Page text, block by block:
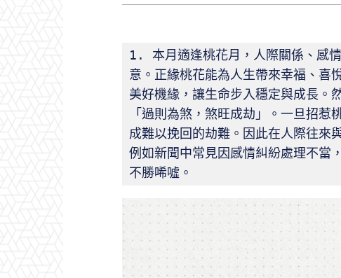
1. 本月適逢桃花月，人際關係、感
意。正緣桃花能為人生帶來幸福、喜
美好機緣，讓生命步入穩定與成長。
「過則為煞，煞旺成劫」。一旦招
成難以挽回的劫難。因此在人際往來
例如新聞中常見因感情糾紛處理不當
不勝唏噓。